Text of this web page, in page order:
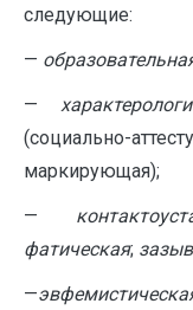
следующие:
—
—
(социально-
маркирующая);
—
фатическая;
—